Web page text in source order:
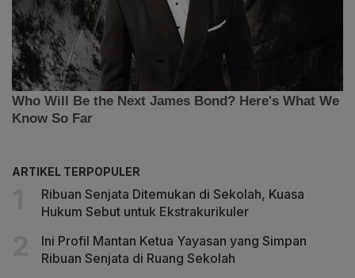
ARTIKEL TERPOPULER
Ribuan Senjata Ditemukan di Sekolah, Kuasa
Hukum Sebut untuk Ekstrakurikuler
Ini Profil Mantan Ketua Yayasan yang Simpan
Ribuan Senjata di Ruang Sekolah